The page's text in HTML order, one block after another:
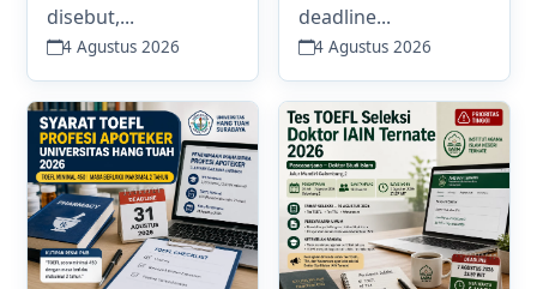
disebut,...
4 Agustus 2026
deadline...
4 Agustus 2026